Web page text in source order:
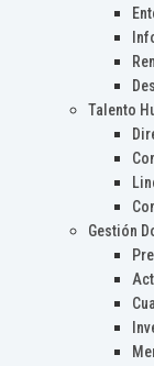
Talento
Gestión